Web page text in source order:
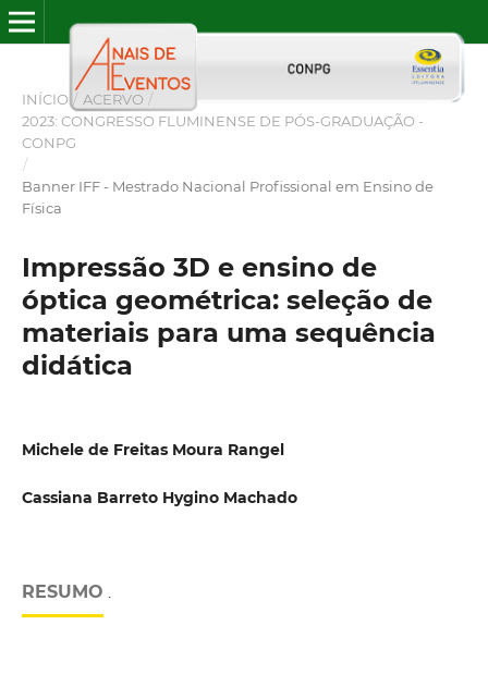
INÍCIO / ACERVO /
2023: CONGRESSO FLUMINENSE DE PÓS-GRADUAÇÃO -
CONPG
/
Banner IFF - Mestrado Nacional Profissional em Ensino de
Física
Impressão 3D e ensino de
óptica geométrica: seleção de
materiais para uma sequência
didática
Michele de Freitas Moura Rangel
Cassiana Barreto Hygino Machado
RESUMO .